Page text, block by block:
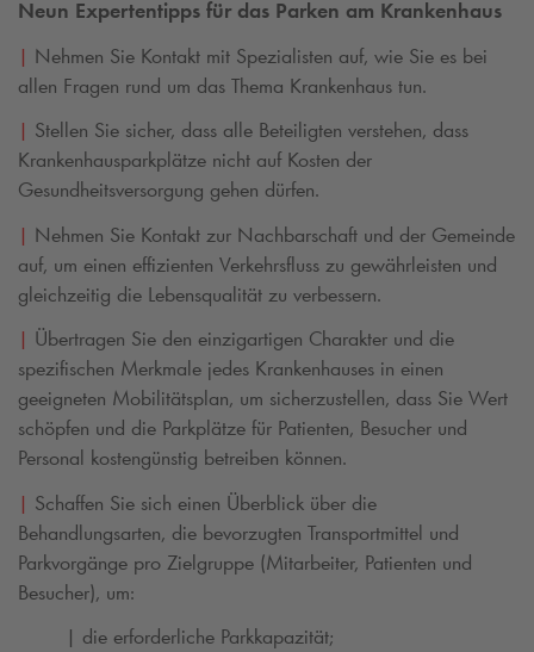
Neun Expertentipps für das Parken am Krankenhaus
| Nehmen Sie Kontakt mit Spezialisten auf, wie Sie es bei
allen Fragen rund um das Thema Krankenhaus tun.
| Stellen Sie sicher, dass alle Beteiligten verstehen, dass
Krankenhausparkplätze nicht auf Kosten der
Gesundheitsversorgung gehen dürfen.
| Nehmen Sie Kontakt zur Nachbarschaft und der Gemeinde
auf, um einen effizienten Verkehrsfluss zu gewährleisten und
gleichzeitig die Lebensqualität zu verbessern.
| Übertragen Sie den einzigartigen Charakter und die
spezifischen Merkmale jedes Krankenhauses in einen
geeigneten Mobilitätsplan, um sicherzustellen, dass Sie Wert
schöpfen und die Parkplätze für Patienten, Besucher und
Personal kostengünstig betreiben können.
| Schaffen Sie sich einen Überblick über die
Behandlungsarten, die bevorzugten Transportmittel und
Parkvorgänge pro Zielgruppe (Mitarbeiter, Patienten und
Besucher), um:
| die erforderliche Parkkapazität;